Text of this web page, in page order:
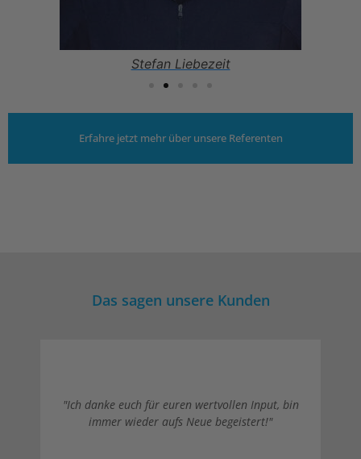
Stefan Liebezeit
Erfahre jetzt mehr über unsere Referenten
Das sagen unsere Kunden
"Ich danke euch für euren wertvollen Input, bin
immer wieder aufs Neue begeistert!"